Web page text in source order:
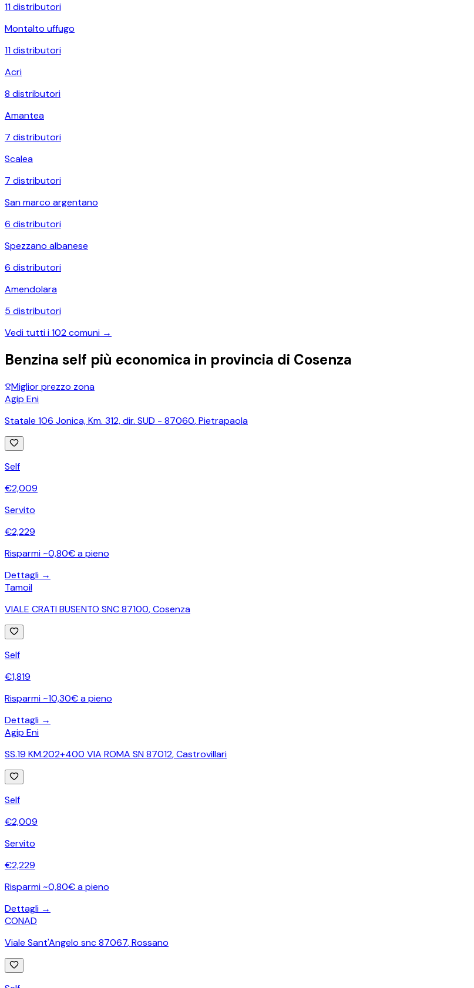
11distributori
Montalto uffugo
11distributori
Acri
8 distributori
Amantea
7 distributori
Scalea
7 distributori
San marco argentano
6 distributori
Spezzano albanese
6 distributori
Amendolara
5 distributori
Vedi tutti i102comuni →
Benzina self più economica in provincia di Cosenza
Miglior prezzo zona
Agip Eni
Statale 106 Jonica, Km. 312, dir. SUD - 87060,Pietrapaola
Self
€2,009
Servito
€2,229
Risparmi ~0,80€ a pieno
Dettagli →
Tamoil
VIALE CRATI BUSENTO SNC 87100,Cosenza
Self
€1,819
Risparmi ~10,30€ a pieno
Dettagli →
Agip Eni
SS.19 KM.202+400 VIA ROMA SN 87012,Castrovillari
Self
€2,009
Servito
€2,229
Risparmi ~0,80€ a pieno
Dettagli →
CONAD
Viale Sant'Angelo snc 87067,Rossano